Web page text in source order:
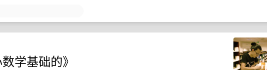
学基础的》